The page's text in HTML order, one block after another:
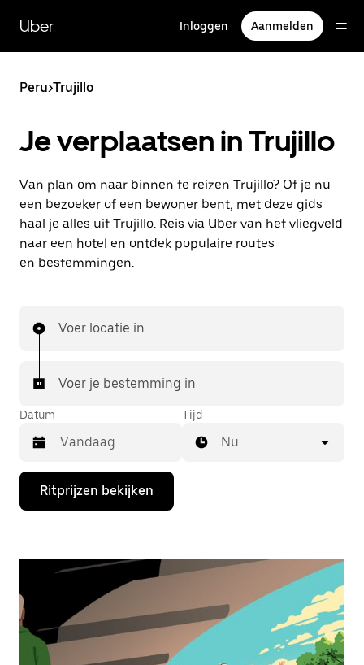
naar
hoofdinhoud
Uber Inloggen Aanmelden
Peru>Trujillo
Je verplaatsen in Trujillo
Van plan om naar binnen te reizen Trujillo? Of je nu
een bezoeker of een bewoner bent, met deze gids
haal je alles uit Trujillo. Reis via Uber van het vliegveld
naar een hotel en ontdek populaire routes
en bestemmingen.
Voer locatie in
Voer je bestemming in
Datum
Druk
de
te
openen
en
een
datum
Tijd
Nu
Ritprijzen bekijken